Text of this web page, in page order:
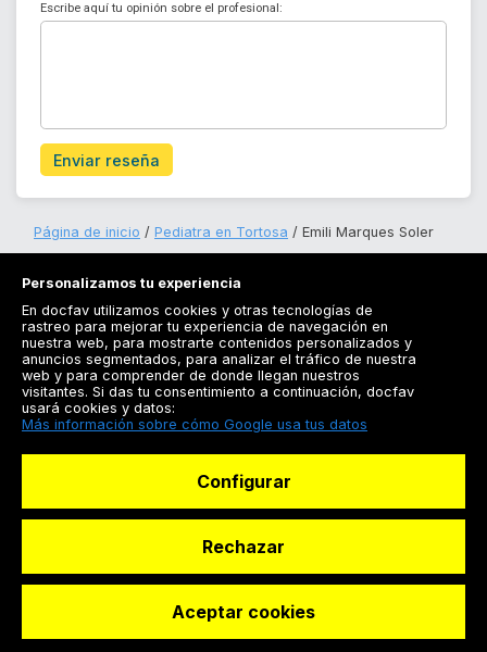
Solicitar reserva
Escribe aquí tu opinión sobre el profesional:
Enviar reseña
Página de inicio Pediatra en Tortosa Emili Marques Soler
Registrarse
Docfav
© Dashboard Technologies S.L
Personalizamos tu experiencia
En docfav utilizamos cookies y otras tecnologías de
rastreo para mejorar tu experiencia de navegación en
nuestra web, para mostrarte contenidos personalizados y
anuncios segmentados, para analizar el tráfico de nuestra
web y para comprender de donde llegan nuestros
visitantes. Si das tu consentimiento a continuación, docfav
usará cookies y datos:
Más información sobre cómo Google usa tus datos
Configurar
Rechazar
Aceptar cookies